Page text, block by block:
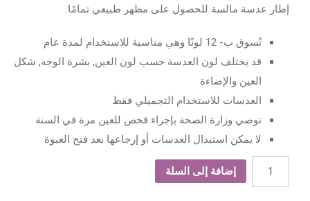
إطار عدسة مالسة للحصول على مظهر طبيعي تمامًا.
تُسوق ب- 12 لونًا وهي مناسبة للاستخدام لمدة عام
قد يختلف لون العدسة حسب لون العين, بشرة الوجه, شكل
العين والإضاءة
العدسات للاستخدام التجميلي فقط
توصي وزارة الصحة بإجراء فحص للعين مرة في السنة
لا يمكن استبدال العدسات أو إرجاعها بعد فتح العبوة
كمية
هيدروكور
إضافة إلى السلة